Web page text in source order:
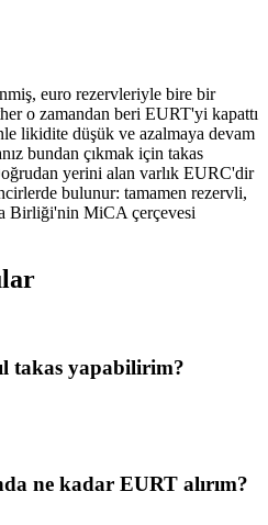
euro rezervleriyle bire bir
o zamandan beri EURT'yi kapattı
likidite düşük ve azalmaya devam
bundan çıkmak için takas
yerini alan varlık EURC'dir
bulunur: tamamen rezervli,
Birliği'nin MiCA çerçevesi
takas yapabilirim?
ne kadar EURT alırım?